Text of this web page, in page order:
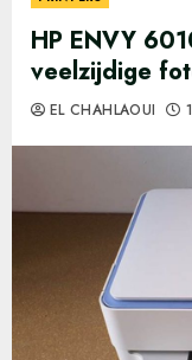
HP ENVY
veelzijdige
EL CHAHLAOUI